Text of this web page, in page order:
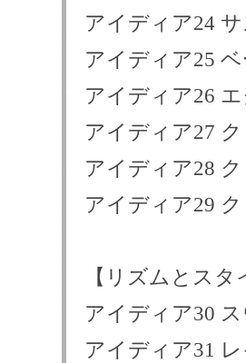
アイディア24
アイディア25
アイディア26
アイディア27
アイディア28
アイディア29
【リズムとスタ
アイディア30
アイディア31